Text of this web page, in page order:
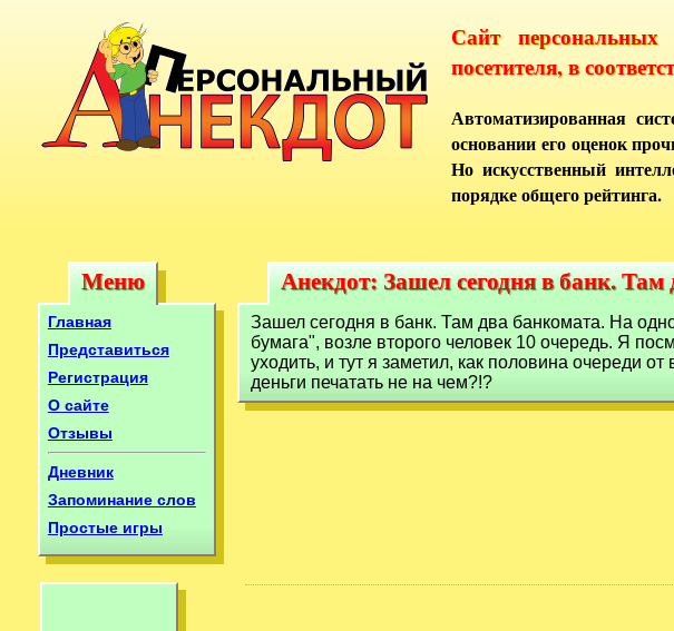
Сайт персональных
посетителя, в
Автоматизированная
основании его оценок
Но искусственный
порядке общего рейтинга.
Меню
Меню
Главная
Представиться
Регистрация
О сайте
Отзывы
Дневник
Запоминание слов
Простые игры
Анекдот: Зашел сегодня в банк.
Анекдот: Зашел сегодня в банк. Там
Зашел сегодня в банк. Там два банкомата. На
бумага", возле второго человек 10 очередь. Я
уходить, и тут я заметил, как половина очереди
деньги печатать не на чем?!?